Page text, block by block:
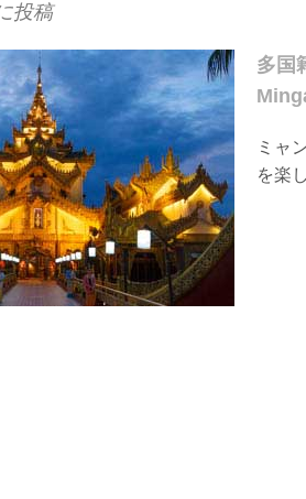
投稿
多国
ミャ
を楽